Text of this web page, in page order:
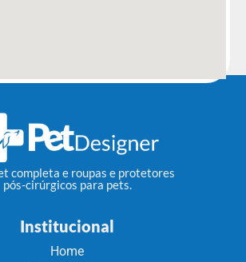
completa e roupas e protetores
pós-cirúrgicos para pets.
Institucional
Home